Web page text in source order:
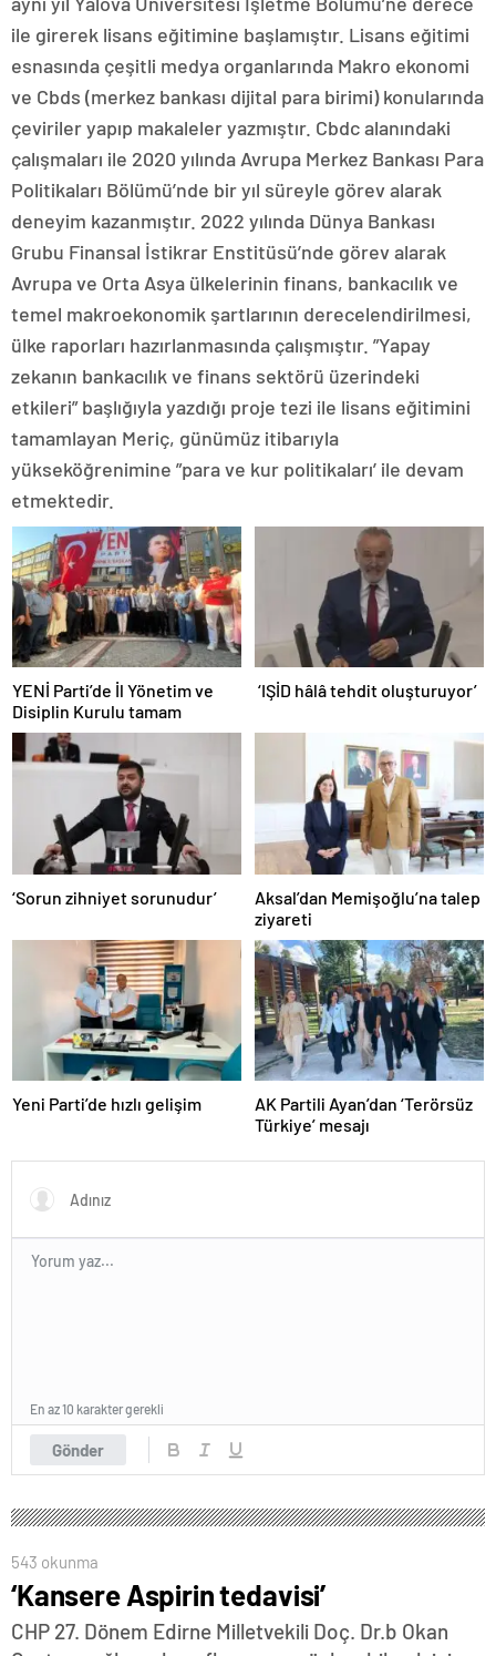
ile girerek lisans eğitimine başlamıştır. Lisans eğitimi
esnasında çeşitli medya organlarında Makro ekonomi
ve Cbds (merkez bankası dijital para birimi) konularında
çeviriler yapıp makaleler yazmıştır. Cbdc alanındaki
çalışmaları ile 2020 yılında Avrupa Merkez Bankası Para
Politikaları Bölümü’nde bir yıl süreyle görev alarak
deneyim kazanmıştır. 2022 yılında Dünya Bankası
Grubu Finansal İstikrar Enstitüsü’nde görev alarak
Avrupa ve Orta Asya ülkelerinin finans, bankacılık ve
temel makroekonomik şartlarının derecelendirilmesi,
ülke raporları hazırlanmasında çalışmıştır. ”Yapay
zekanın bankacılık ve finans sektörü üzerindeki
etkileri” başlığıyla yazdığı proje tezi ile lisans eğitimini
tamamlayan Meriç, günümüz itibarıyla
yükseköğrenimine ”para ve kur politikaları’ ile devam
etmektedir.
YENİ Parti’de İl Yönetim ve
Disiplin Kurulu tamam
‘IŞİD hâlâ tehdit oluşturuyor’
‘Sorun zihniyet sorunudur’
Aksal’dan Memişoğlu’na talep
ziyareti
Yeni Parti’de hızlı gelişim
AK Partili Ayan’dan ‘Terörsüz
Türkiye’ mesajı
Gönder
En az 10 karakter gerekli
543 okunma
‘Kansere Aspirin tedavisi’
CHP 27. Dönem Edirne Milletvekili Doç. Dr.b Okan